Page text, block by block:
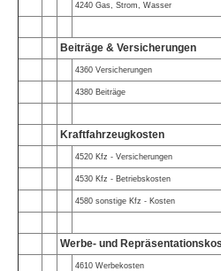
4240 Gas, Strom, Wasser
Beiträge & Versicherungen
4360 Versicherungen
4380 Beiträge
Kraftfahrzeugkosten
4520 Kfz - Versicherungen
4530 Kfz - Betriebskosten
4580 sonstige Kfz - Kosten
Werbe- und
4610 Werbekosten